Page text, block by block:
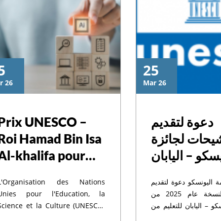
26
UNESCO –
Hamad Bin Isa
khalifa pour
de
et de
des Nations
pour l'Education, la
et la Culture (UNESCO)
25
Mar 26
دعوة لتقديم
لجائزة
– اليابان
المستدامة
دعوة لتقديم
الترشيحات لنسخة عام 2025 من
– اليابان للتعليم من